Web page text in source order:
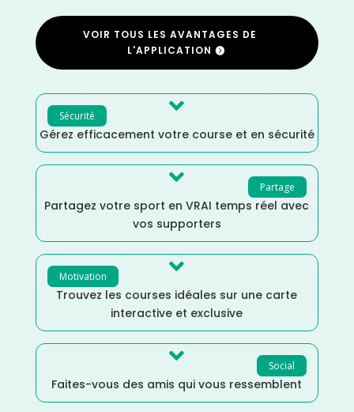
VOIR TOUS LES AVANTAGES DE
L'APPLICATION
Sécurité 
Gérez efficacement votre course et en sécurité
Partage

Partagez votre sport en VRAI temps réel avec
vos supporters
Motivation 
Trouvez les courses idéales sur une carte
interactive et exclusive
Social

Faites-vous des amis qui vous ressemblent